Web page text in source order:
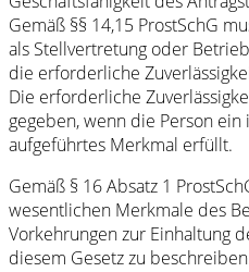
Gemäß §§ 14,15 ProstSchG
als Stellvertretung oder
die erforderliche
Die erforderliche
gegeben, wenn die Person ein
aufgeführtes Merkmal erfüllt.
Gemäß § 16 Absatz 1
wesentlichen Merkmale des
Vorkehrungen zur Einhaltung
diesem Gesetz zu